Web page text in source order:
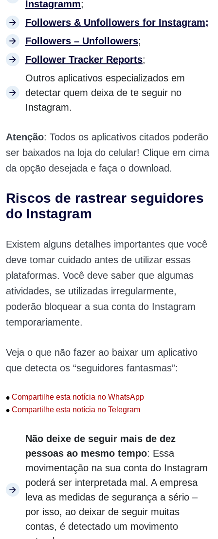
Instagramm;
Followers & Unfollowers for Instagram;
Followers – Unfollowers;
Follower Tracker Reports;
Outros aplicativos especializados em
detectar quem deixa de te seguir no
Instagram.
Atenção: Todos os aplicativos citados poderão
ser baixados na loja do celular! Clique em cima
da opção desejada e faça o download.
Riscos de rastrear seguidores
do Instagram
Existem alguns detalhes importantes que você
deve tomar cuidado antes de utilizar essas
plataformas. Você deve saber que algumas
atividades, se utilizadas irregularmente,
poderão bloquear a sua conta do Instagram
temporariamente.
Veja o que não fazer ao baixar um aplicativo
que detecta os “seguidores fantasmas”:
• Compartilhe esta notícia no WhatsApp
• Compartilhe esta notícia no Telegram
Não deixe de seguir mais de dez
pessoas ao mesmo tempo: Essa
movimentação na sua conta do Instagram
poderá ser interpretada mal. A empresa
leva as medidas de segurança a sério –
por isso, ao deixar de seguir muitas
contas, é detectado um movimento